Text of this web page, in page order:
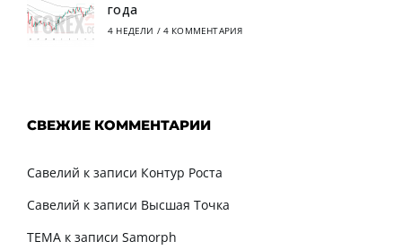
года
4 НЕДЕЛИ / 4 КОММЕНТАРИЯ
СВЕЖИЕ КОММЕНТАРИИ
Савелий к записи Контур Роста
Савелий к записи Высшая Точка
TEMA к записи Samorph